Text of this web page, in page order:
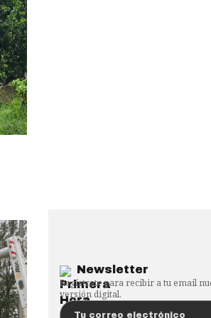
Newsletter
Regístrate para recibir a tu email
versión digital.